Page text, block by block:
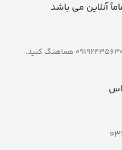
آنلاین می باشد